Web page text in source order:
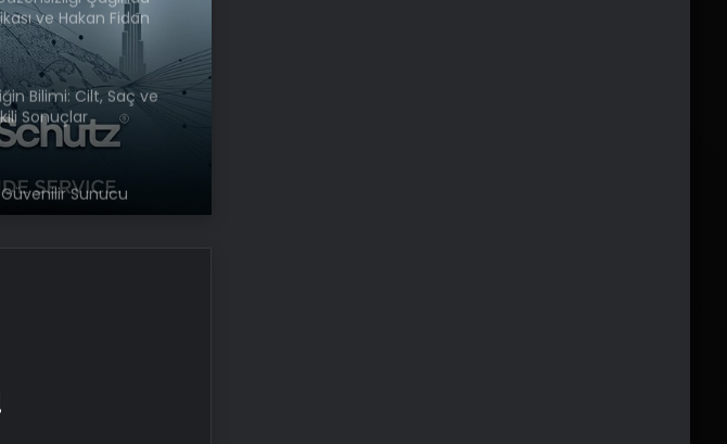
ve Hakan Fidan
Bilimi: Cilt, Saç ve
Sonuçlar
Sunucu
suya yapılan zamlara
verildi